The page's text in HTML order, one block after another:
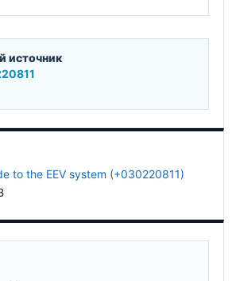
источник
to the EEV system (+030220811)